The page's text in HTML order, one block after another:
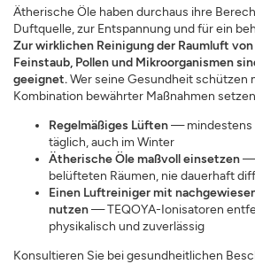
Ätherische Öle haben durchaus ihre
Duftquelle, zur Entspannung und für ein
Zur wirklichen Reinigung der Raumluft
Feinstaub, Pollen und Mikroorganismen
geeignet.Wer seine Gesundheit schützen
Kombination bewährter Maßnahmen
Regelmäßiges Lüften— mindestens
täglich, auch im Winter
Ätherische Öle maßvoll einsetzen—
belüfteten Räumen, nie dauerhaft
Einen Luftreiniger mit
nutzen— TEQOYA-Ionisatoren
physikalisch und zuverlässig
Konsultieren Sie bei gesundheitlichen